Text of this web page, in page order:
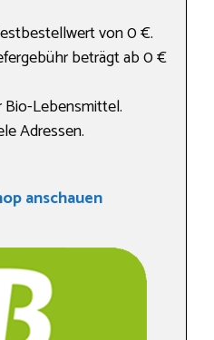
von 0 €.
beträgt ab 0 €
Bio-Lebensmittel.
Adressen.
anschauen